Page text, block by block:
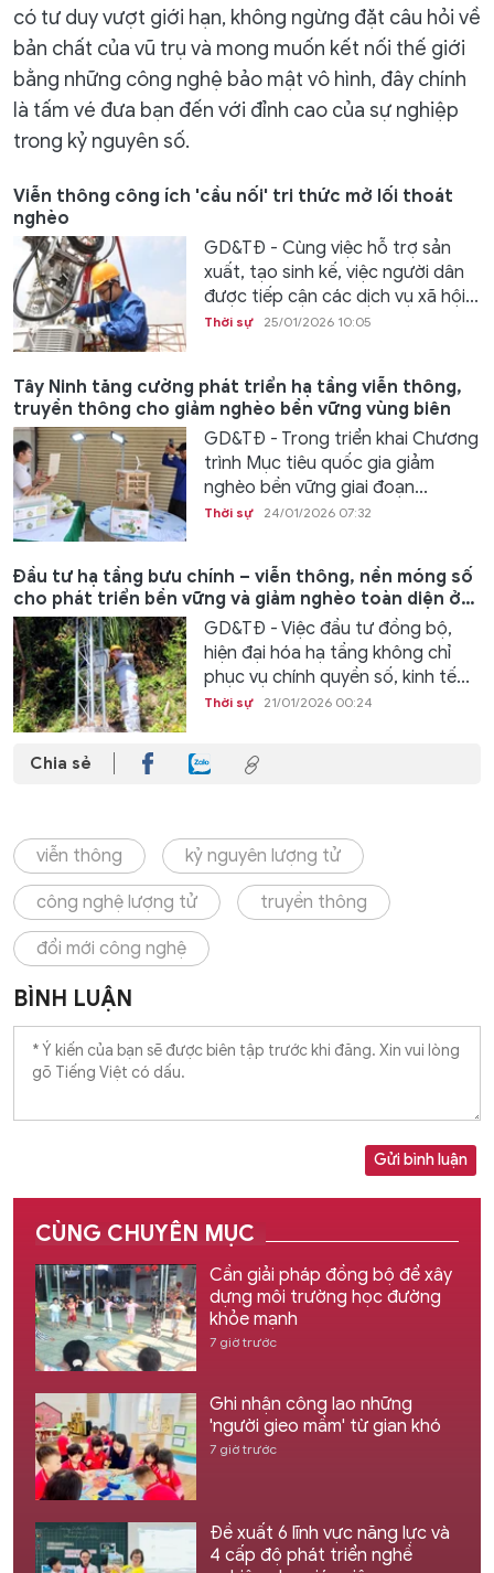
có tư duy vượt giới hạn, không ngừng đặt câu hỏi về
bản chất của vũ trụ và mong muốn kết nối thế giới
bằng những công nghệ bảo mật vô hình, đây chính
là tấm vé đưa bạn đến với đỉnh cao của sự nghiệp
trong kỷ nguyên số.
Viễn thông công ích 'cầu nối' tri thức mở lối thoát
nghèo
GD&TĐ - Cùng việc hỗ trợ sản
xuất, tạo sinh kế, việc người dân
được tiếp cận các dịch vụ xã hội...
Thời sự 25/01/2026 10:05
Tây Ninh tăng cường phát triển hạ tầng viễn thông,
truyền thông cho giảm nghèo bền vững vùng biên
GD&TĐ - Trong triển khai Chương
trình Mục tiêu quốc gia giảm
nghèo bền vững giai đoạn...
Thời sự 24/01/2026 07:32
Đầu tư hạ tầng bưu chính – viễn thông, nền móng số
cho phát triển bền vững và giảm nghèo toàn diện ở
Quảng Ninh
GD&TĐ - Việc đầu tư đồng bộ,
hiện đại hóa hạ tầng không chỉ
phục vụ chính quyền số, kinh tế...
Thời sự 21/01/2026 00:24
Chia sẻ
viễn thông kỷ nguyên lượng tử
công nghệ lượng tử truyền thông
đổi mới công nghệ
BÌNH LUẬN
Gửi bình luận
CÙNG CHUYÊN MỤC
Cần giải pháp đồng bộ để xây
dựng môi trường học đường
khỏe mạnh
7 giờ trước
Ghi nhận công lao những
'người gieo mầm' từ gian khó
7 giờ trước
Đề xuất 6 lĩnh vực năng lực và
4 cấp độ phát triển nghề